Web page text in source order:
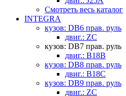
Смотреть весь каталог
INTEGRA
кузов: DB6 прав. руль
двиг.: ZC
кузов: DB7 прав. руль
двиг.: B18B
кузов: DB8 прав. руль
двиг.: B18C
кузов: DB9 прав. руль
двиг.: ZC